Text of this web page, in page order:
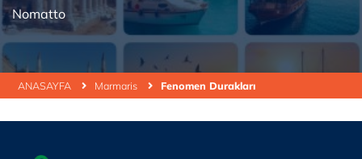
ANASAYFA Marmaris Fenomen Durakları
Nomatto